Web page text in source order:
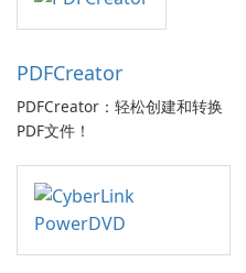
PDFCreator
PDFCreator：轻松创建和转换
PDF文件！